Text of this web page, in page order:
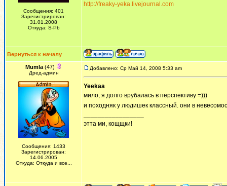
Сообщения: 401
Зарегистрирован:
31.01.2008
Откуда: S-Pb
http://freaky-yeka.livejournal.com
Вернуться к началу
Mumla (47)
Дред-админ
Сообщения: 1433
Зарегистрирован:
14.06.2005
Откуда: Откуда и все...
Добавлено: Ср Май 14, 2008 5:33 am
Yeekaa
мило, я долго врубалась в перспективу =)))
и походняк у людишек классный. они в
этта ми, кощщки!